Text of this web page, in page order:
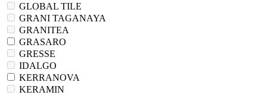
GLOBAL TILE
GRANI TAGANAYA
GRANITEA
GRASARO
GRESSE
IDALGO
KERRANOVA
KERAMIN